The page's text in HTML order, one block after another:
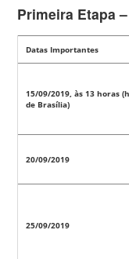
Primeira Etapa
Datas Importantes
15/09/2019, às 13 horas
de Brasília)
20/09/2019
25/09/2019